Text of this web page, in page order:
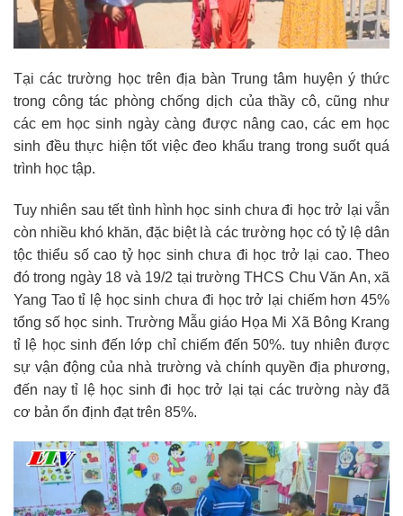
Tại các trường học trên địa bàn Trung tâm huyện ý thức
trong công tác phòng chống dịch của thầy cô, cũng như
các em học sinh ngày càng được nâng cao, các em học
sinh đều thực hiện tốt việc đeo khẩu trang trong suốt quá
trình học tập.
Tuy nhiên sau tết tình hình học sinh chưa đi học trở lại vẫn
còn nhiều khó khăn, đặc biệt là các trường học có tỷ lệ dân
tộc thiểu số cao tỷ học sinh chưa đi học trở lại cao. Theo
đó trong ngày 18 và 19/2 tại trường THCS Chu Văn An, xã
Yang Tao tỉ lệ học sinh chưa đi học trở lại chiếm hơn 45%
tổng số học sinh. Trường Mẫu giáo Họa Mi Xã Bông Krang
tỉ lệ học sinh đến lớp chỉ chiếm đến 50%. tuy nhiên được
sự vận động của nhà trường và chính quyền địa phương,
đến nay tỉ lệ học sinh đi học trở lại tại các trường này đã
cơ bản ổn định đạt trên 85%.